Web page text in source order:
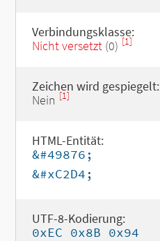
Verbindungsklasse:
Nicht versetzt(0) [1]
Zeichen wird gespiegelt:
Nein [1]
HTML-Entität:
&#49876;
&#xC2D4;
UTF-8-Kodierung:
0xEC 0x8B 0x94